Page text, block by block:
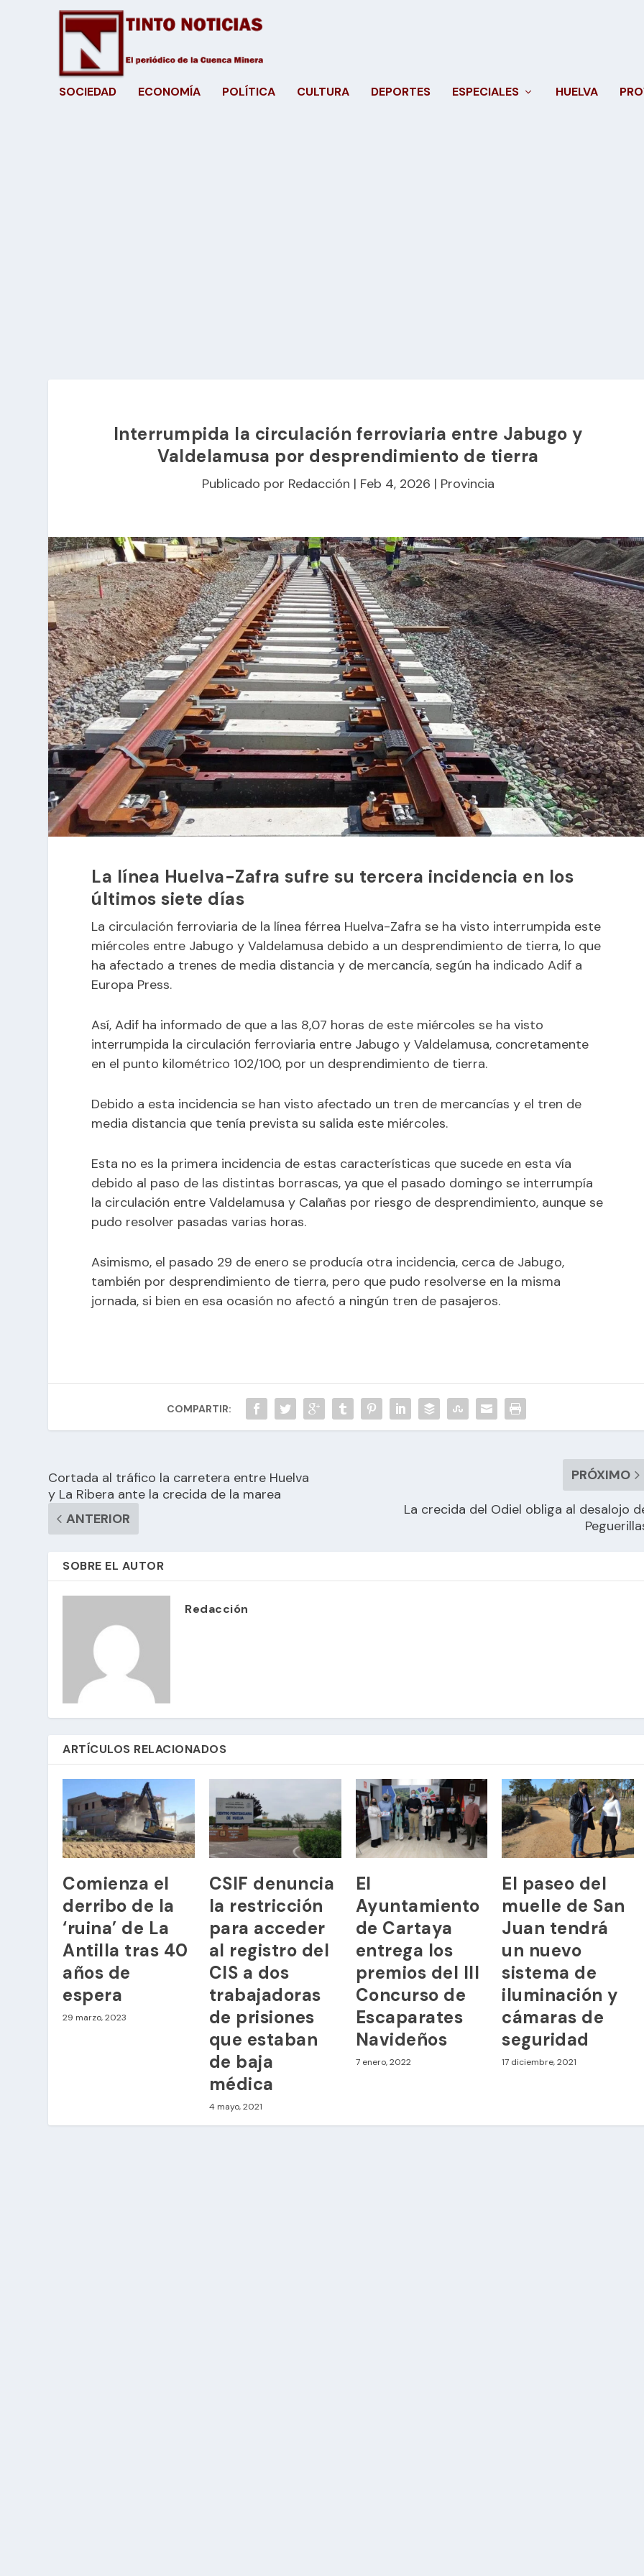
SOCIEDAD ECONOMÍA POLÍTICA CULTURA DEPORTES ESPECIALES HUELVA
Interrumpida la circulación ferroviaria entre Jabugo y
Valdelamusa por desprendimiento de tierra
Publicado por Redacción | Feb 4, 2026 | Provincia
La línea Huelva-Zafra sufre su tercera incidencia en los
últimos siete días
La circulación ferroviaria de la línea férrea Huelva-Zafra se ha visto interrumpida este
miércoles entre Jabugo y Valdelamusa debido a un desprendimiento de tierra, lo que
ha afectado a trenes de media distancia y de mercancía, según ha indicado Adif a
Europa Press.
Así, Adif ha informado de que a las 8,07 horas de este miércoles se ha visto
interrumpida la circulación ferroviaria entre Jabugo y Valdelamusa, concretamente
en el punto kilométrico 102/100, por un desprendimiento de tierra.
Debido a esta incidencia se han visto afectado un tren de mercancías y el tren de
media distancia que tenía prevista su salida este miércoles.
Esta no es la primera incidencia de estas características que sucede en esta vía
debido al paso de las distintas borrascas, ya que el pasado domingo se interrumpía
la circulación entre Valdelamusa y Calañas por riesgo de desprendimiento, aunque se
pudo resolver pasadas varias horas.
Asimismo, el pasado 29 de enero se producía otra incidencia, cerca de Jabugo,
también por desprendimiento de tierra, pero que pudo resolverse en la misma
jornada, si bien en esa ocasión no afectó a ningún tren de pasajeros.
COMPARTIR:
Cortada al tráfico la carretera entre Huelva
y La Ribera ante la crecida de la marea
ANTERIOR
PRÓXIMO
La crecida del Odiel obliga al desalojo
SOBRE EL AUTOR
Redacción
ARTÍCULOS RELACIONADOS
Comienza el
derribo de la
‘ruina’ de La
Antilla tras 40
años de
espera
29 marzo, 2023
CSIF denuncia
la restricción
para acceder
al registro del
CIS a dos
trabajadoras
de prisiones
que estaban
de baja
médica
4 mayo, 2021
El
Ayuntamiento
de Cartaya
entrega los
premios del III
Concurso de
Escaparates
Navideños
7 enero, 2022
El paseo del
muelle de San
Juan tendrá
un nuevo
sistema de
iluminación y
cámaras de
seguridad
17 diciembre, 2021